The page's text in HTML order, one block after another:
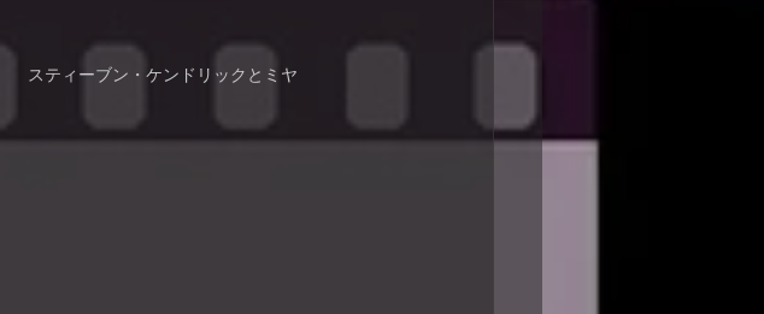
スティーブン・ケンドリックとミヤ